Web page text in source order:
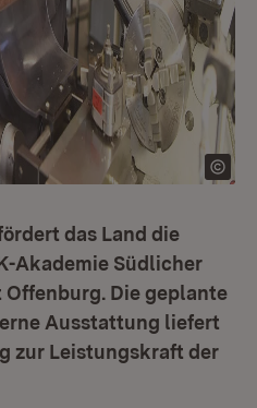
das Land die
Akademie Südlicher
Die geplante
Ausstattung liefert
zur Leistungskraft der